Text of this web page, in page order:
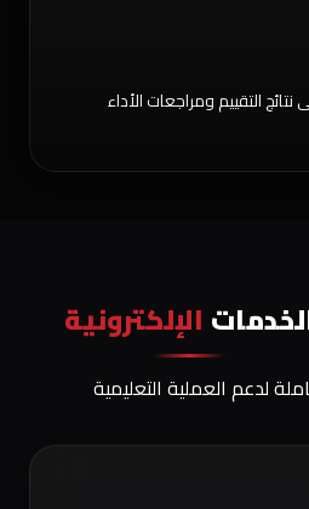
التقييم ومراجعات الأداء
الإلكترونية
لدعم العملية التعليمية